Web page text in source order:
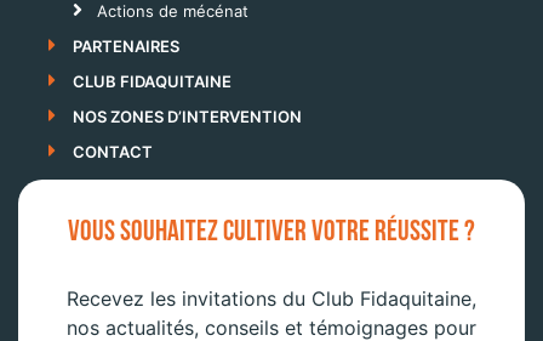
Actions de mécénat
PARTENAIRES
CLUB FIDAQUITAINE
NOS ZONES D’INTERVENTION
CONTACT
VOUS SOUHAITEZ CULTIVER VOTRE RÉUSSITE ?
Recevez les invitations du Club Fidaquitaine,
nos actualités, conseils et témoignages pour